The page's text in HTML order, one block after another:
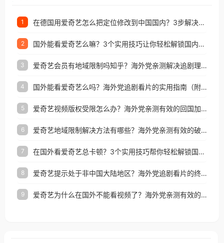
1 在德国用爱奇艺怎么把定位修改到中国国内？3步解决+2个实用场景分享
2 国外能看爱奇艺么嘛？3个实用技巧让你轻松解锁国内影视（附越南华数TV定位修改+网易云海外收费解析）
3 爱奇艺会员有地域限制吗知乎？海外党亲测解决追剧理财双难题的加速器攻略
4 国外能看爱奇艺么吗？海外党追剧看片的实用指南（附避坑技巧）
5 爱奇艺视频版权受限怎么办？海外党亲测有效的回国加速器选择指南
6 爱奇艺地域限制解决方法有哪些？海外党亲测有效的破界指南
7 在国外看爱奇艺总卡顿？3个实用技巧帮你轻松解锁国内影音与生活服务
8 爱奇艺提示处于非中国大陆地区？海外党追剧看片的终极解决方案来了
9 爱奇艺为什么在国外不能看视频了？海外党亲测有效的回国加速方案来了